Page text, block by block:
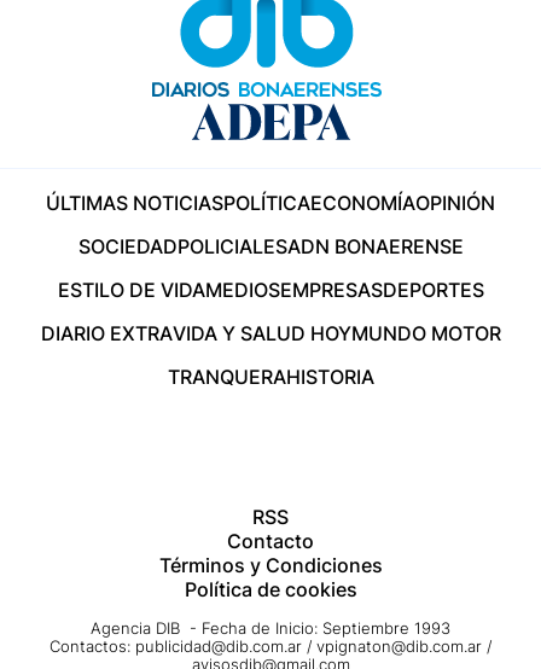
ÚLTIMAS NOTICIASPOLÍTICAECONOMÍAOPINIÓN
SOCIEDADPOLICIALESADN BONAERENSE
ESTILO DE VIDAMEDIOSEMPRESASDEPORTES
DIARIO EXTRAVIDA Y SALUD HOYMUNDO MOTOR
TRANQUERAHISTORIA
RSS
Contacto
Términos y Condiciones
Política de cookies
Agencia DIB - Fecha de Inicio: Septiembre 1993
Contactos: publicidad@dib.com.ar / vpignaton@dib.com.ar /
avisosdib@gmail.com